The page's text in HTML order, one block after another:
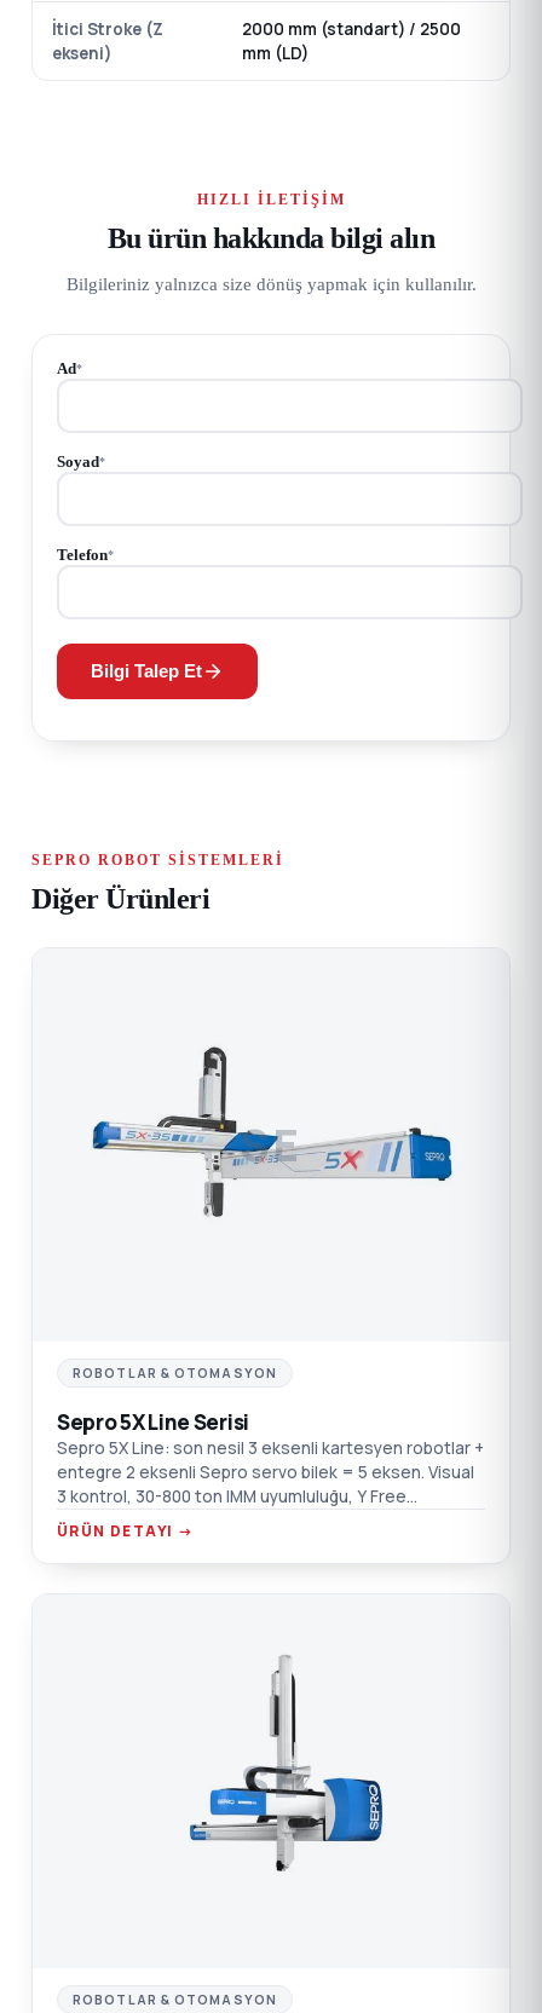
İtici Stroke (Z
ekseni)
2000 mm (standart) / 2500
mm (LD)
HIZLI İLETIŞIM
Bu ürün hakkında bilgi alın
Bilgileriniz yalnızca size dönüş yapmak için kullanılır.
Ad*
Soyad*
Telefon*
Bilgi Talep Et
SEPRO ROBOT SISTEMLERI
Diğer Ürünleri
SE
ROBOTLAR & OTOMASYON
Sepro 5X Line Serisi
Sepro 5X Line: son nesil 3 eksenli kartesyen robotlar +
entegre 2 eksenli Sepro servo bilek = 5 eksen. Visual
3 kontrol, 30-800 ton IMM uyumluluğu, Y Free
fonksiyonu.
ÜRÜN DETAYI →
SE
ROBOTLAR & OTOMASYON